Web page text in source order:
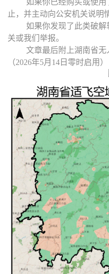
如果你已经购买或使
止，并主动向公安机关说明
如果你发现了此类破
关或我们举报。
文章最后附上湖南省
（2026年5月14日零时启用）